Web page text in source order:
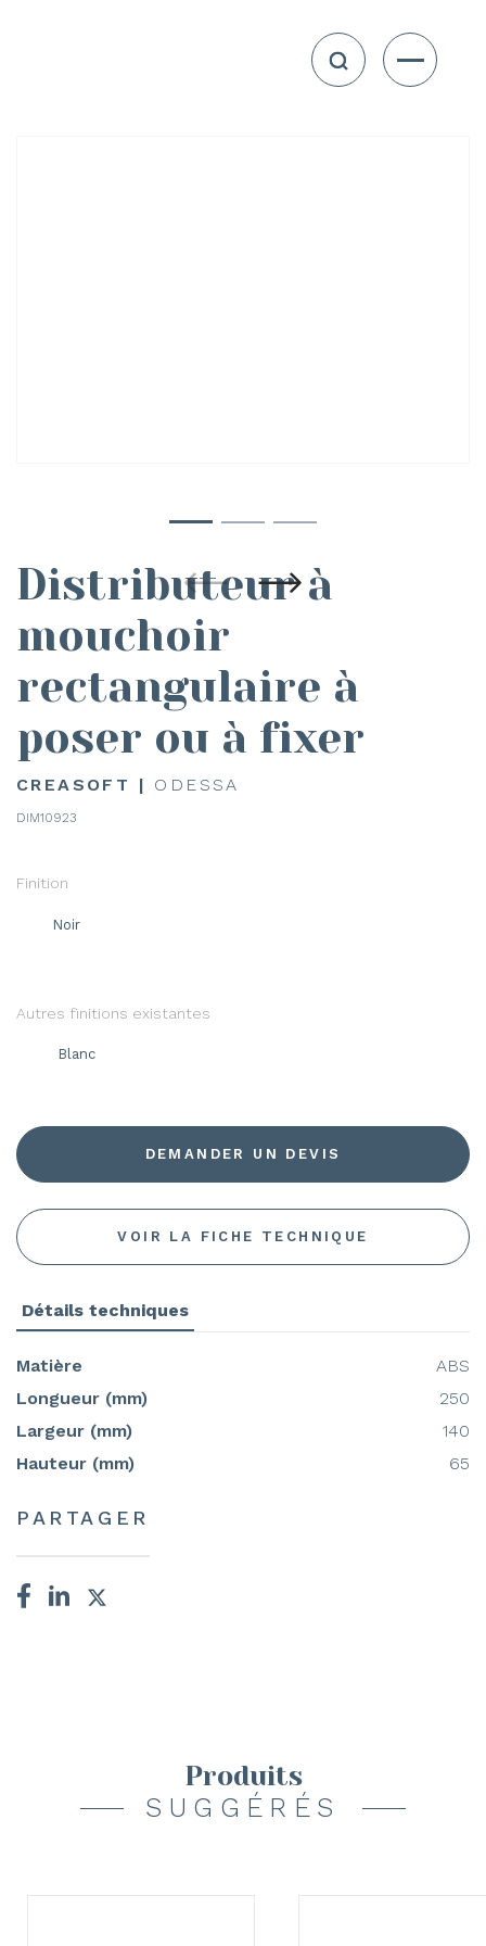
Distributeur à
mouchoir
rectangulaire à
poser ou à fixer
CREASOFT | ODESSA
DIM10923
Finition
Noir
Autres finitions existantes
Blanc
DEMANDER UN DEVIS
VOIR LA FICHE TECHNIQUE
Détails techniques
Matière
ABS
Longueur (mm)
250
Largeur (mm)
140
Hauteur (mm)
65
PARTAGER
Produits
SUGGÉRÉS